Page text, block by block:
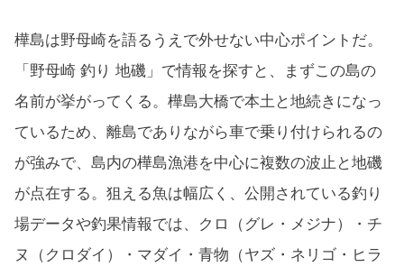
樺島は野母崎を語るうえで外せない中心ポイントだ。
「野母崎 釣り 地磯」で情報を探すと、まずこの島の
名前が挙がってくる。樺島大橋で本土と地続きになっ
ているため、離島でありながら車で乗り付けられるの
が強みで、島内の樺島漁港を中心に複数の波止と地磯
が点在する。狙える魚は幅広く、公開されている釣り
場データや釣果情報では、クロ（グレ・メジナ）・チ
ヌ（クロダイ）・マダイ・青物（ヤズ・ネリゴ・ヒラ